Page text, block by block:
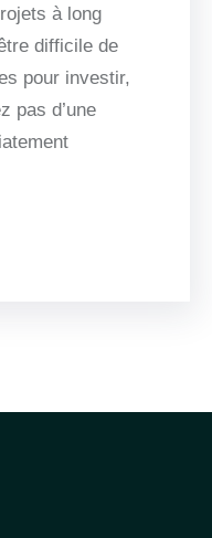
à long
difficile de
pour investir,
pas d’une